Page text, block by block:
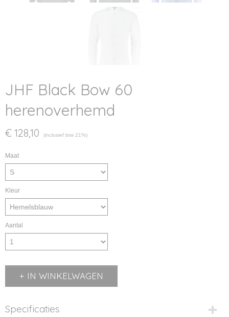
JHF Black Bow 60
herenoverhemd
€ 128,10 (inclusief btw 21%)
Maat
Kleur
Aantal
IN WINKELWAGEN
Specificaties